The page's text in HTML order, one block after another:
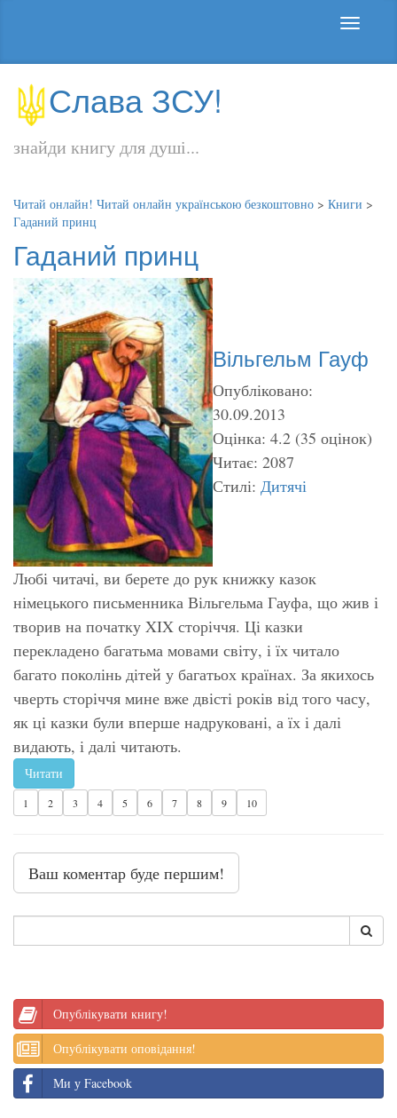
Слава ЗСУ!
знайди книгу для душі...
Читай онлайн! Читай онлайн українською безкоштовно > Книги >
Гаданий принц
Гаданий принц
Вільгельм Гауф
Опубліковано:
30.09.2013
Оцінка: 4.2 (35 оцінок)
Читає: 2087
Стилі: Дитячі
Любі читачі, ви берете до рук книжку казок
німецького письменника Вільгельма Гауфа, що жив і
творив на початку XIX сторіччя. Ці казки
перекладено багатьма мовами світу, і їх читало
багато поколінь дітей у багатьох країнах. За якихось
чверть сторіччя мине вже двісті років від того часу,
як ці казки були вперше надруковані, а їх і далі
видають, і далі читають.
Читати
1 2 3 4 5 6 7 8 9 10
Ваш коментар буде першим!
Опублікувати книгу!
Опублікувати оповідання!
Ми у Facebook